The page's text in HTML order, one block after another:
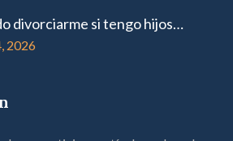
divorciarme si tengo hijos…
2026